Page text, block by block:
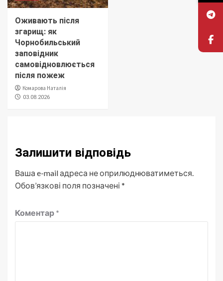
Оживають після
згарищ: як
Чорнобильський
заповідник
самовідновлюється
після пожеж
Комарова Наталія
03.08.2026
Залишити відповідь
Ваша e-mail адреса не оприлюднюватиметься.
Обов’язкові поля позначені *
Коментар *